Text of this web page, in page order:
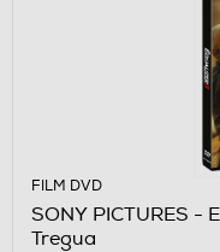
FILM DVD
SONY PICTURES -
Tregua